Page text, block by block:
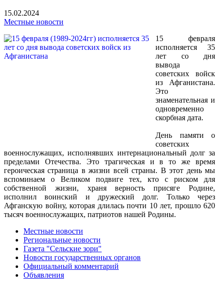
15.02.2024
Местные новости
15 февраля
исполняется 35
лет со дня
вывода
советских войск
из Афганистана.
Это
знаменательная и
одновременно
скорбная дата.
День памяти о
советских
военнослужащих, исполнявших интернациональный долг за
пределами Отечества. Это трагическая и в то же время
героическая страница в жизни всей страны. В этот день мы
вспоминаем о Великом подвиге тех, кто с риском для
собственной жизни, храня верность присяге Родине,
исполнил воинский и дружеский долг. Только через
Афганскую войну, которая длилась почти 10 лет, прошло 620
тысяч военнослужащих, патриотов нашей Родины.
Местные новости
Региональные новости
Газета "Сельские зори"
Новости государственных органов
Официальный комментарий
Объявления